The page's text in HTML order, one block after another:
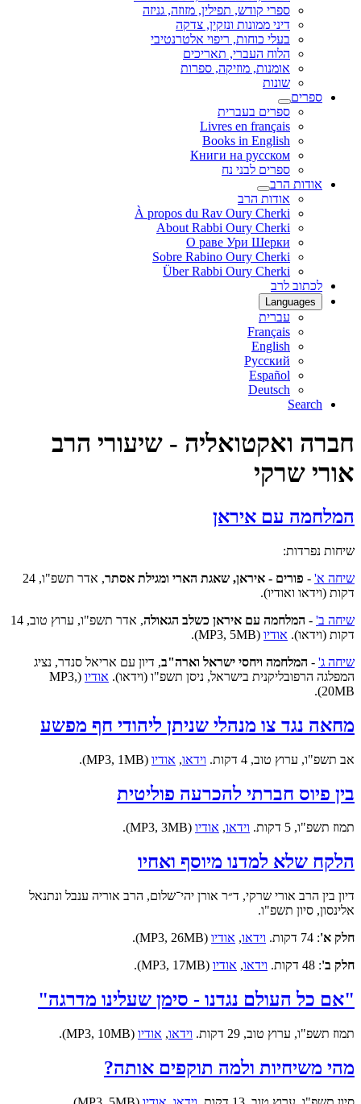
ספרי קודש, תפילין, מזוזה, גניזה
דיני ממונות ונזקין, צדקה
בעלי כוחות, ריפוי אלטרנטיבי
הלוח העברי, תאריכים
אומנות, מוזיקה, ספרות
שונות
ספרים
ספרים בעברית
Livres en français
Books in English
Книги на русском
ספרים לבני נח
אודות הרב
אודות הרב
À propos du Rav Oury Cherki
About Rabbi Oury Cherki
О раве Ури Шерки
Sobre Rabino Oury Cherki
Über Rabbi Oury Cherki
לכתוב לרב
Languages
עברית
Français
English
Русский
Español
Deutsch
Search
חברה ואקטואליה - שיעורי הרב
אורי שרקי
המלחמה עם איראן
שיחות נפרדות:
שיחה א' - פורים - איראן, שאגת הארי ומגילת אסתר
, אדר תשפ"ו, 24
דקות (וידאו ואודיו).
שיחה ב' - המלחמה עם איראן כשלב הגאולה
, אדר תשפ"ו, ערוץ טוב, 14
דקות (וידאו). אודיו (MP3, 5MB).
שיחה ג' - המלחמה ויחסי ישראל וארה"ב, דיון עם אריאל סנדר, נציג
המפלגה הרפובליקנית בישראל, ניסן תשפ"ו (וידאו). אודיו (MP3,
20MB).
מחאה נגד צו מנהלי שניתן ליהודי חף מפשע
אב תשפ"ו, ערוץ טוב, 4 דקות. וידאו, אודיו (MP3, 1MB).
בין פיוס חברתי להכרעה פוליטית
תמוז תשפ"ו, 5 דקות. וידאו, אודיו (MP3, 3MB).
הלקח שלא למדנו מיוסף ואחיו
דיון בין הרב אורי שרקי, ד״ר אורן יהי־שלום, הרב אוריה ענבל ונתנאל
אלינסון, סיון תשפ"ו.
חלק א': 74 דקות. וידאו, אודיו (MP3, 26MB).
חלק ב': 48 דקות. וידאו, אודיו (MP3, 17MB).
"אם כל העולם נגדנו - סימן שעלינו מדרגה"
תמוז תשפ"ו, ערוץ טוב, 29 דקות. וידאו, אודיו (MP3, 10MB).
מהי משיחיות ולמה תוקפים אותה?